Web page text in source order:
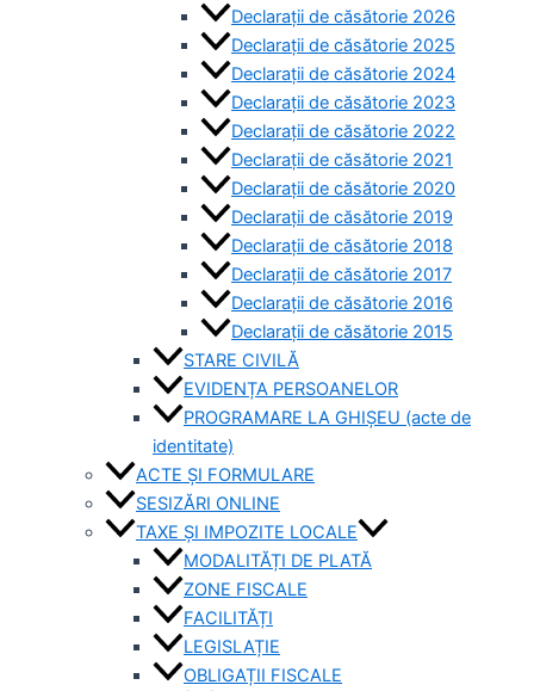
Declarații de căsătorie 2026
Declarații de căsătorie 2025
Declarații de căsătorie 2024
Declarații de căsătorie 2023
Declarații de căsătorie 2022
Declarații de căsătorie 2021
Declarații de căsătorie 2020
Declarații de căsătorie 2019
Declarații de căsătorie 2018
Declarații de căsătorie 2017
Declarații de căsătorie 2016
Declarații de căsătorie 2015
STARE CIVILĂ
EVIDENȚA PERSOANELOR
PROGRAMARE LA GHIȘEU (acte de
identitate)
ACTE ȘI FORMULARE
SESIZĂRI ONLINE
TAXE ȘI IMPOZITE LOCALE
MODALITĂȚI DE PLATĂ
ZONE FISCALE
FACILITĂȚI
LEGISLAȚIE
OBLIGAȚII FISCALE